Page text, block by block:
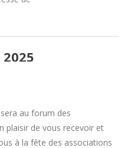
au forum des
plaisir de vous recevoir et
à la fête des associations